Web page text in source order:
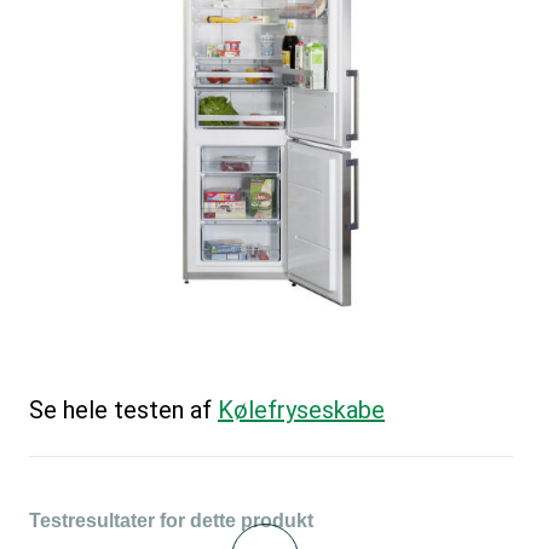
Se hele testen af Kølefryseskabe
Testresultater for dette produkt